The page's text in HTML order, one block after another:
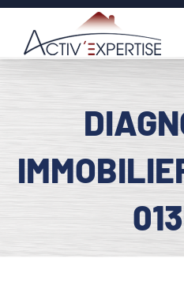
Passer
contenu